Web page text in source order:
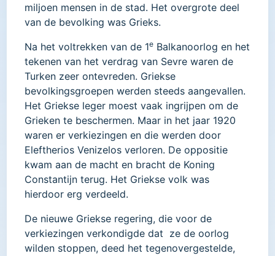
miljoen mensen in de stad. Het overgrote deel
van de bevolking was Grieks.
Na het voltrekken van de 1e Balkanoorlog en het
tekenen van het verdrag van Sevre waren de
Turken zeer ontevreden. Griekse
bevolkingsgroepen werden steeds aangevallen.
Het Griekse leger moest vaak ingrijpen om de
Grieken te beschermen. Maar in het jaar 1920
waren er verkiezingen en die werden door
Eleftherios Venizelos verloren. De oppositie
kwam aan de macht en bracht de Koning
Constantijn terug. Het Griekse volk was
hierdoor erg verdeeld.
De nieuwe Griekse regering, die voor de
verkiezingen verkondigde dat ze de oorlog
wilden stoppen, deed het tegenovergestelde,